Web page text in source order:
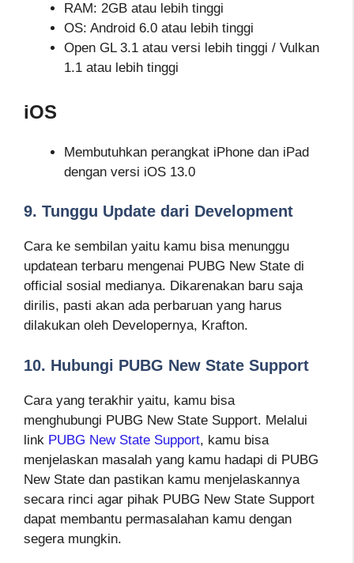
RAM: 2GB atau lebih tinggi
OS: Android 6.0 atau lebih tinggi
Open GL 3.1 atau versi lebih tinggi / Vulkan
1.1 atau lebih tinggi
iOS
Membutuhkan perangkat iPhone dan iPad
dengan versi iOS 13.0
9. Tunggu Update dari Development
Cara ke sembilan yaitu kamu bisa menunggu
updatean terbaru mengenai PUBG New State di
official sosial medianya. Dikarenakan baru saja
dirilis, pasti akan ada perbaruan yang harus
dilakukan oleh Developernya, Krafton.
10. Hubungi PUBG New State Support
Cara yang terakhir yaitu, kamu bisa
menghubungi PUBG New State Support. Melalui
link PUBG New State Support, kamu bisa
menjelaskan masalah yang kamu hadapi di PUBG
New State dan pastikan kamu menjelaskannya
secara rinci agar pihak PUBG New State Support
dapat membantu permasalahan kamu dengan
segera mungkin.